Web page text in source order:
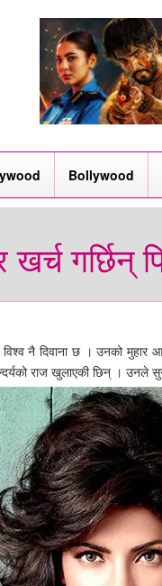
Bollywood
गर्छिन्
विश्व नै दिवाना छ । उनको
राज खुलाएकी छिन् । उनले